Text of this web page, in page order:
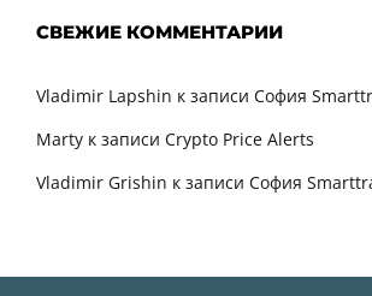
СВЕЖИЕ КОММЕНТАРИИ
Vladimir Lapshin к записи София
Marty к записи Crypto Price Alerts
Vladimir Grishin к записи София